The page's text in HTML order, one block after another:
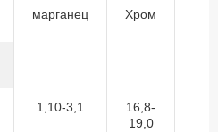
марганец Хром
1,10-3,1
16,8-
19,0